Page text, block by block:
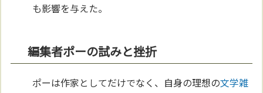
も影響を与えた。
編集者ポーの試みと挫折
ポーは作家としてだけでなく、自身の理想の文学雑